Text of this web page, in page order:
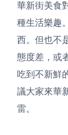
華新街美食
種生活樂趣
西。但也不
態度差，或
吃到不新鮮
議大家來華
雷。